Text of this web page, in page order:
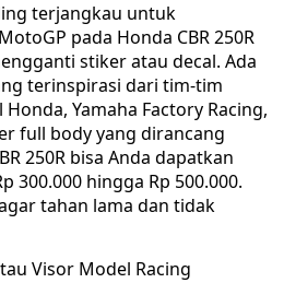
terjangkau untuk
pada Honda CBR 250R
stiker atau decal. Ada
terinspirasi dari tim-tim
Yamaha Factory Racing,
full body yang dirancang
250R bisa Anda dapatkan
300.000 hingga Rp 500.000.
tahan lama dan tidak
Visor Model Racing